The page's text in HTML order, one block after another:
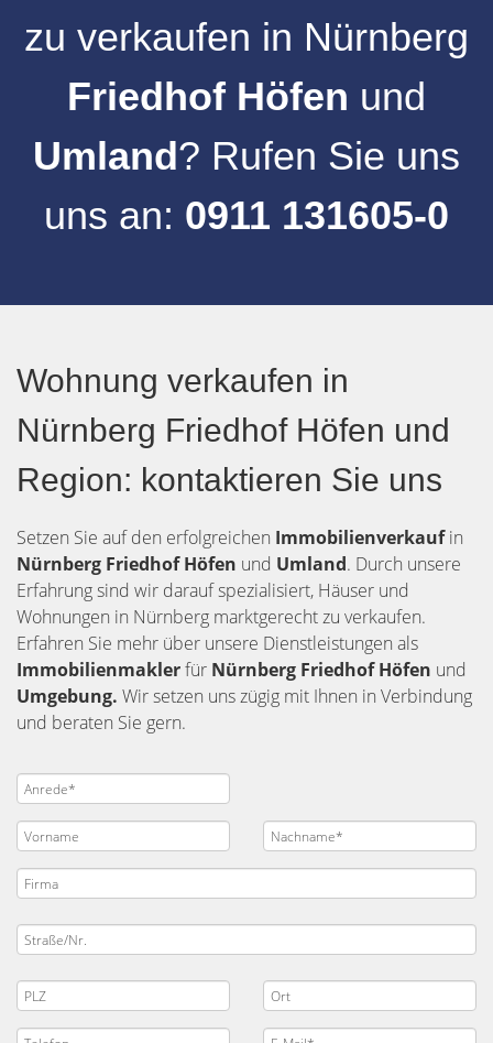
zu verkaufen in Nürnberg
Friedhof Höfen und
Umland? Rufen Sie uns
uns an: 0911 131605-0
Wohnung verkaufen in
Nürnberg Friedhof Höfen und
Region: kontaktieren Sie uns
Setzen Sie auf den erfolgreichen Immobilienverkaufin
Nürnberg Friedhof Höfen und Umland. Durch unsere
Erfahrung sind wir darauf spezialisiert, Häuser und
Wohnungen in Nürnberg marktgerecht zu verkaufen.
Erfahren Sie mehr über unsere Dienstleistungen als
Immobilienmaklerfür Nürnberg Friedhof Höfen und
Umgebung. Wir setzen uns zügig mit Ihnen in Verbindung
und beraten Sie gern.